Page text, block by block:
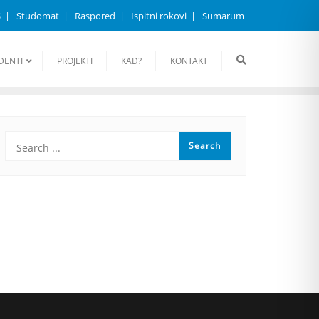
Studomat Raspored Ispitni rokovi Sumarum
PROJEKTI KAD? KONTAKT